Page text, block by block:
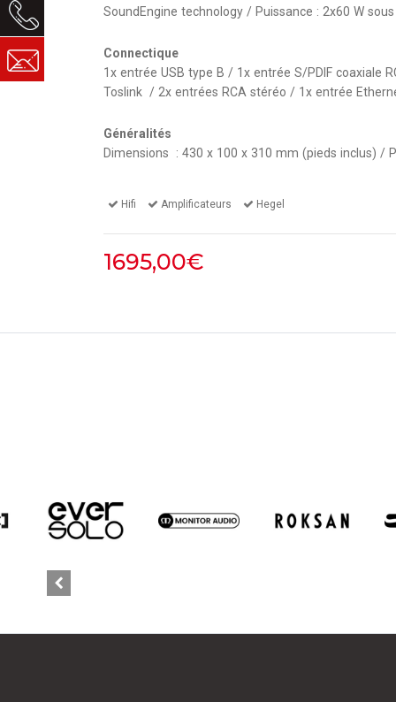
SoundEngine technology / Puissance : 2x60 W
Connectique
1x entrée USB type B / 1x entrée S/PDIF coaxiale
Toslink / 2x entrées RCA stéréo / 1x entrée
Généralités
Dimensions : 430 x 100 x 310 mm (pieds inclus) /
Hifi Amplificateurs Hegel
1695,00€